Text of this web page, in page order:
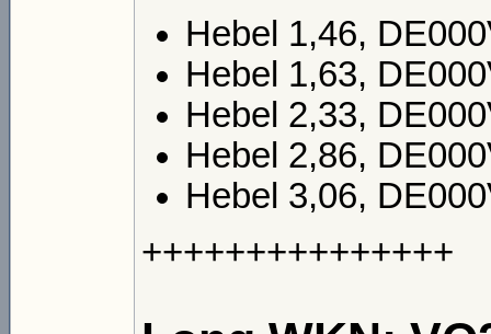
Hebel 1,46,
Hebel 1,63,
Hebel 2,33,
Hebel 2,86,
Hebel 3,06,
+++++++++++++++